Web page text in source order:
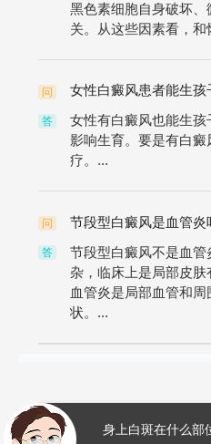
黑色素细胞自身破坏
关。从这些因素看，和
问 女性白癜风患者能生孩
答
女性有白癜风也能生
影响生育。要是有白
疗。...
问 节段型白癜风是血管炎
答
节段型白癜风不是血
杂，临床上是局部皮肤
血管炎是局部血管和
状。...
身上白斑在什么部